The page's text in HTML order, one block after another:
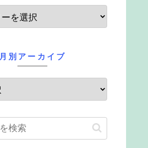
月別アーカイブ